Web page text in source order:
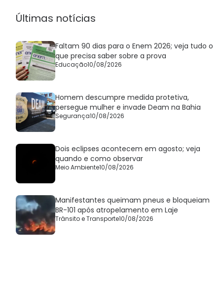
Últimas notícias
Faltam 90 dias para o Enem 2026; veja tudo o
que precisa saber sobre a prova
Educação10/08/2026
Homem descumpre medida protetiva,
persegue mulher e invade Deam na Bahia
Segurança10/08/2026
Dois eclipses acontecem em agosto; veja
quando e como observar
Meio Ambiente10/08/2026
Manifestantes queimam pneus e bloqueiam
BR-101 após atropelamento em Laje
Trânsito e Transporte10/08/2026